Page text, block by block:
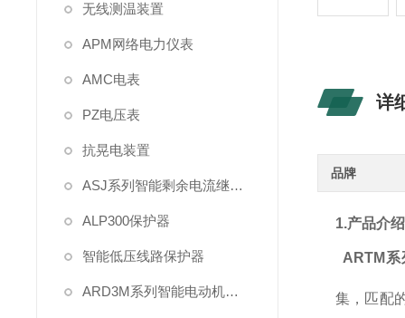
详
品牌
1.产品介绍
ARTM系
集，匹配
无线测温装置
APM网络电力仪表
AMC电表
PZ电压表
抗晃电装置
ASJ系列智能剩余电流继电器
ALP300保护器
智能低压线路保护器
ARD3M系列智能电动机保护器